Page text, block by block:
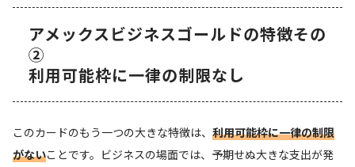
アメックスビジネスゴールドの特徴その
②
利用可能枠に一律の制限なし
このカードのもう一つの大きな特徴は、 利用可能枠に一律の制限
がないことです。ビジネスの場面では、予期せぬ大きな支出が発